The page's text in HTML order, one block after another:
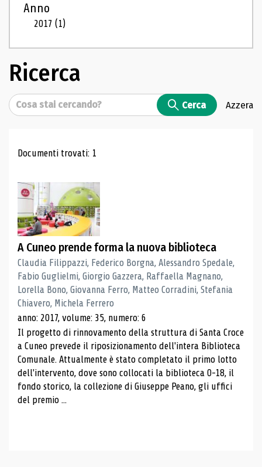
Anno
2017(1)
Ricerca
Cerca Cerca Azzera
Risultati di ricerca
Documenti trovati: 1
A Cuneo prende forma la nuova biblioteca
Claudia Filippazzi, Federico Borgna, Alessandro Spedale,
Fabio Guglielmi, Giorgio Gazzera, Raffaella Magnano,
Lorella Bono, Giovanna Ferro, Matteo Corradini, Stefania
Chiavero, Michela Ferrero
anno: 2017, volume: 35, numero: 6
Il progetto di rinnovamento della struttura di Santa Croce
a Cuneo prevede il riposizionamento dell'intera Biblioteca
Comunale. Attualmente è stato completato il primo lotto
dell'intervento, dove sono collocati la biblioteca 0-18, il
fondo storico, la collezione di Giuseppe Peano, gli uffici
del premio ...